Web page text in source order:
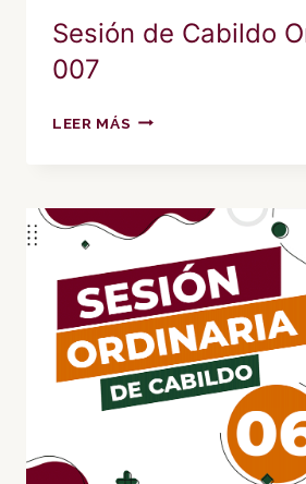
Sesión de Cabildo
007
LEER MÁS SESIÓN
007